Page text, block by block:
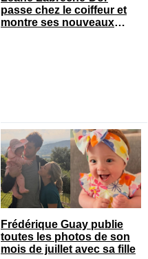
passe chez le coiffeur et
montre ses nouveaux
Frédérique Guay publie
toutes les photos de son
mois de juillet avec sa fille